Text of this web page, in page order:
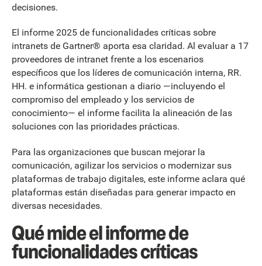
decisiones.
El informe 2025 de funcionalidades críticas sobre
intranets de Gartner® aporta esa claridad. Al evaluar a 17
proveedores de intranet frente a los escenarios
específicos que los líderes de comunicación interna, RR.
HH. e informática gestionan a diario —incluyendo el
compromiso del empleado y los servicios de
conocimiento— el informe facilita la alineación de las
soluciones con las prioridades prácticas.
Para las organizaciones que buscan mejorar la
comunicación, agilizar los servicios o modernizar sus
plataformas de trabajo digitales, este informe aclara qué
plataformas están diseñadas para generar impacto en
diversas necesidades.
Qué mide el informe de
funcionalidades críticas